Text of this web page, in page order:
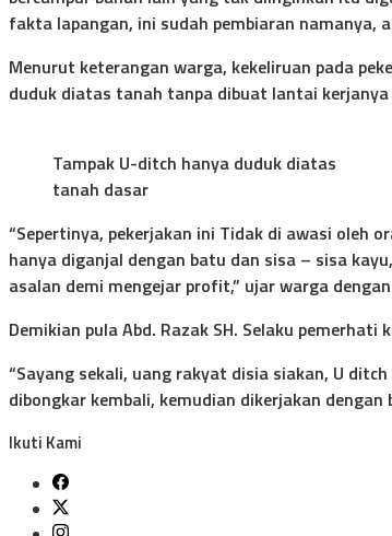
fakta lapangan, ini sudah pembiaran namanya,
Menurut keterangan warga, kekeliruan pada
duduk diatas tanah tanpa dibuat lantai
Tampak U-ditch hanya duduk diatas
tanah dasar
“Sepertinya, pekerjakan ini Tidak di awasi oleh
hanya diganjal dengan batu dan sisa – sisa
asalan demi mengejar profit,” ujar warga
Demikian pula Abd. Razak SH. Selaku
“Sayang sekali, uang rakyat disia siakan, U
dibongkar kembali, kemudian dikerjakan
Ikuti Kami